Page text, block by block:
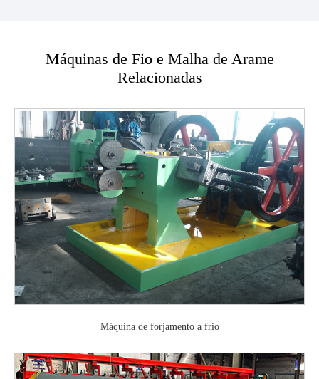
Máquinas de Fio e Malha de Arame
Relacionadas
Máquina de forjamento a frio